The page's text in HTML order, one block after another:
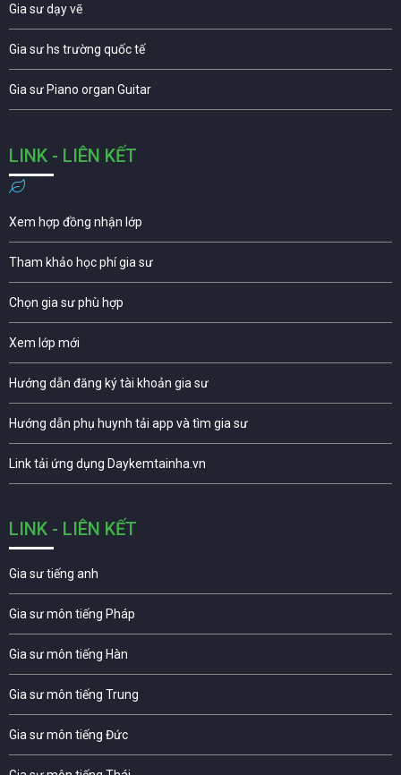
Gia sư dạy vẽ
Gia sư hs trường quốc tế
Gia sư Piano organ Guitar
LINK - LIÊN KẾT
Xem hợp đồng nhận lớp
Tham khảo học phí gia sư
Chọn gia sư phù hợp
Xem lớp mới
Hướng dẫn đăng ký tài khoản gia sư
Hướng dẫn phụ huynh tải app và tìm gia sư
Link tải ứng dụng Daykemtainha.vn
LINK - LIÊN KẾT
Gia sư tiếng anh
Gia sư môn tiếng Pháp
Gia sư môn tiếng Hàn
Gia sư môn tiếng Trung
Gia sư môn tiếng Đức